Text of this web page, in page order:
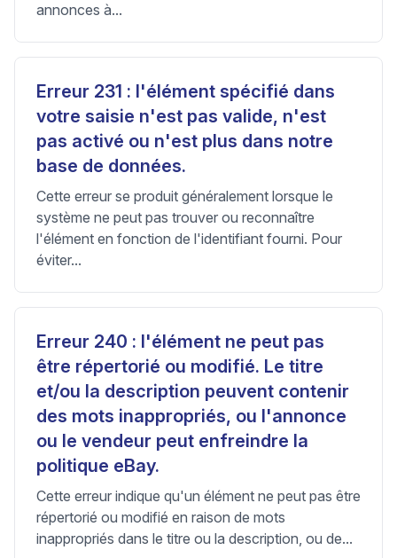
annonces à...
Erreur 231 : l'élément spécifié dans
votre saisie n'est pas valide, n'est
pas activé ou n'est plus dans notre
base de données.
Cette erreur se produit généralement lorsque le
système ne peut pas trouver ou reconnaître
l'élément en fonction de l'identifiant fourni. Pour
éviter...
Erreur 240 : l'élément ne peut pas
être répertorié ou modifié. Le titre
et/ou la description peuvent contenir
des mots inappropriés, ou l'annonce
ou le vendeur peut enfreindre la
politique eBay.
Cette erreur indique qu'un élément ne peut pas être
répertorié ou modifié en raison de mots
inappropriés dans le titre ou la description, ou de...